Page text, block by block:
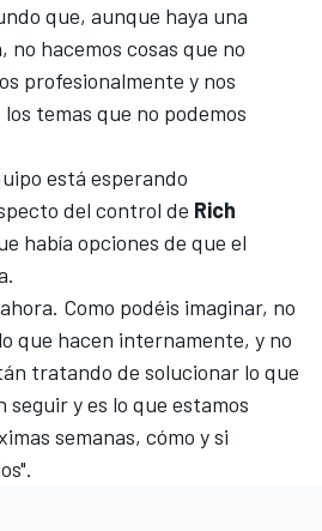
que, aunque haya una
hacemos cosas que no
profesionalmente y nos
temas que no podemos
está esperando
del control de Rich
había opciones de que el
Como podéis imaginar, no
que hacen internamente, y no
tratando de solucionar lo que
seguir y es lo que estamos
semanas, cómo y si